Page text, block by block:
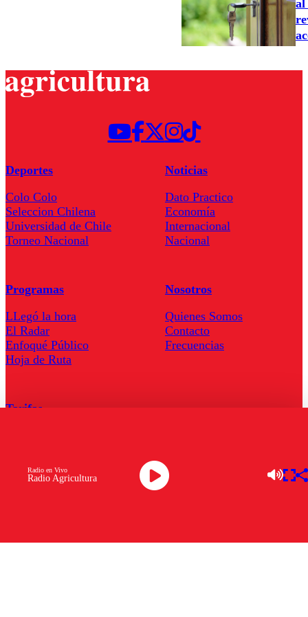
al
Radio Agricultura
Radio en Vivo
Deportes
Colo Colo
Seleccion Chilena
Universidad de Chile
Torneo Nacional
Noticias
Dato Practico
Economía
Internacional
Nacional
Programas
LLegó la hora
El Radar
Enfoqué Público
Hoja de Ruta
Nosotros
Quienes Somos
Contacto
Frecuencias
Tarifas
Descarga la APP